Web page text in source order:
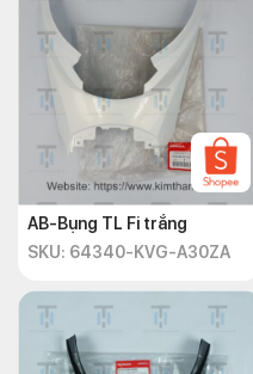
AB-Bụng TL Fi trắng
SKU: 64340-KVG-A30ZA